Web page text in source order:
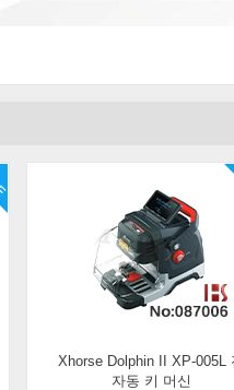
Xhorse Dolphin II XP-005L
자동 키 머신